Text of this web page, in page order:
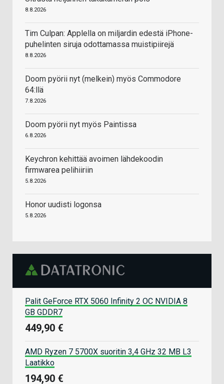
8.8.2026
Tim Culpan: Applella on miljardin edestä iPhone-
puhelinten siruja odottamassa muistipiirejä
8.8.2026
Doom pyörii nyt (melkein) myös Commodore
64:llä
7.8.2026
Doom pyörii nyt myös Paintissa
6.8.2026
Keychron kehittää avoimen lähdekoodin
firmwarea pelihiiriin
5.8.2026
Honor uudisti logonsa
5.8.2026
Palit GeForce RTX 5060 Infinity 2 OC NVIDIA 8
GB GDDR7
449,90 €
AMD Ryzen 7 5700X suoritin 3,4 GHz 32 MB L3
Laatikko
194,90 €